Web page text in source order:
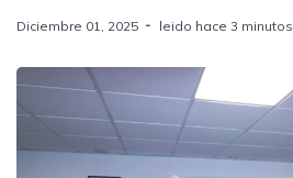
Diciembre 01, 2025 leido hace 3 minutos